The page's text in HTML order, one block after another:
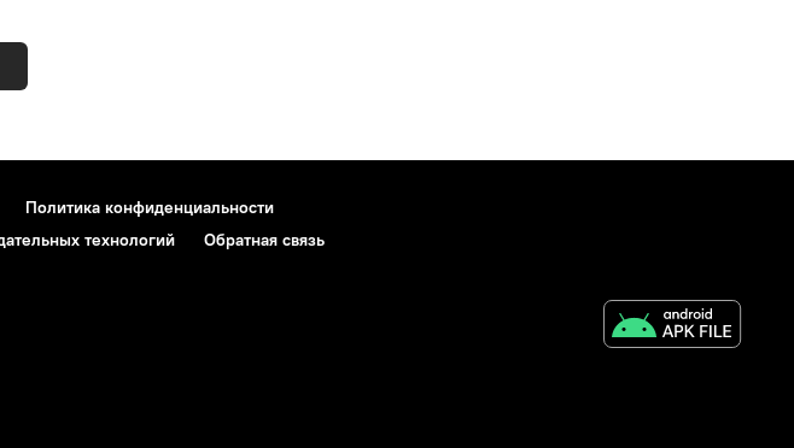
Политика конфиденциальности
технологий Обратная связь